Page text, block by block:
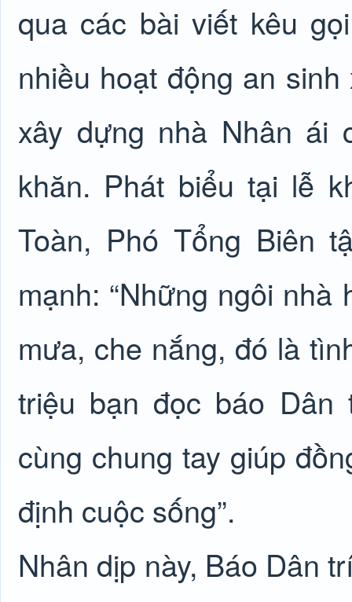
qua các bài viết kêu
nhiều hoạt động an
xây dựng nhà Nhân ái
khăn. Phát biểu tại lễ
Toàn, Phó Tổng Biên
mạnh: “Những ngôi
mưa, che nắng, đó là
triệu bạn đọc báo
cùng chung tay giúp
định cuộc sống”.
Nhân dịp này, Báo Dân